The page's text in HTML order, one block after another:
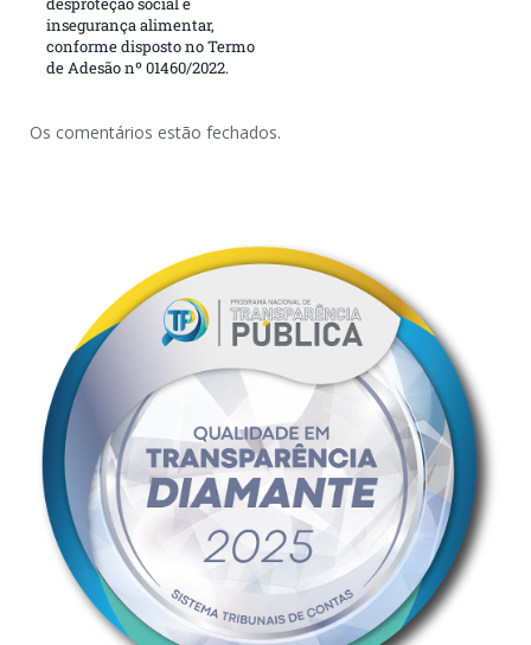
insegurança alimentar,
conforme disposto no Termo
de Adesão nº 01460/2022.
Os comentários estão fechados.